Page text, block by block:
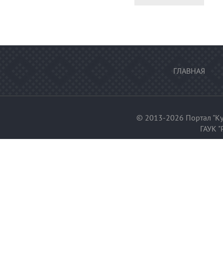
ГЛАВНАЯ
© 2013-2026 Портал
ГАУК